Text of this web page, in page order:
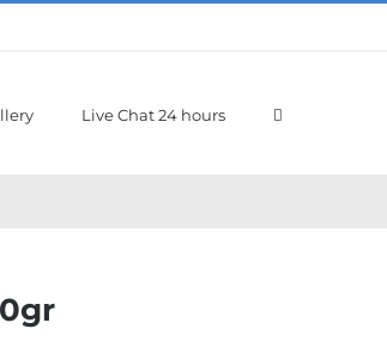
Live Chat 24 hours